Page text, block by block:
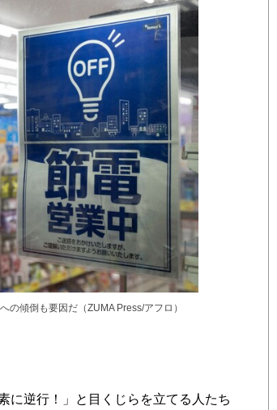
傾倒も要因だ（ZUMA Press/アフロ）
逆行！」と目くじらを立てる人たち